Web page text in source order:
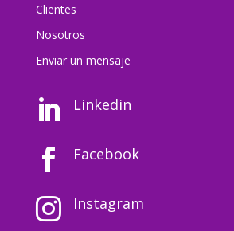
Clientes
Nosotros
Enviar un mensaje
 Linkedin
 Facebook
 Instagram